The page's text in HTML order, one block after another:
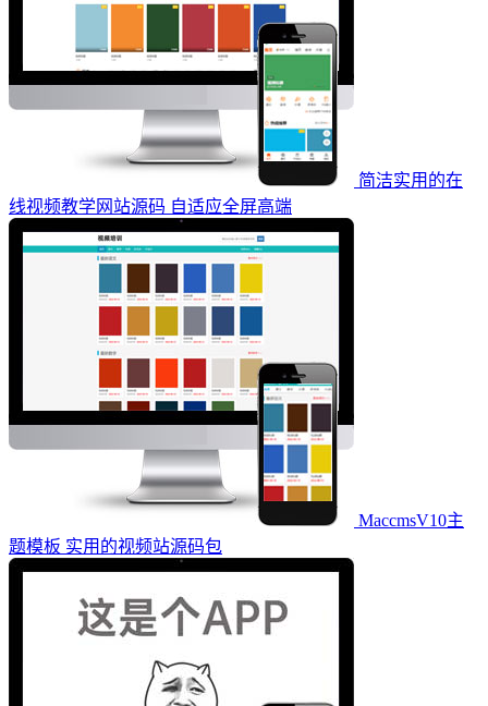
简洁实用的在
线视频教学网站源码 自适应全屏高端
MaccmsV10主
题模板 实用的视频站源码包